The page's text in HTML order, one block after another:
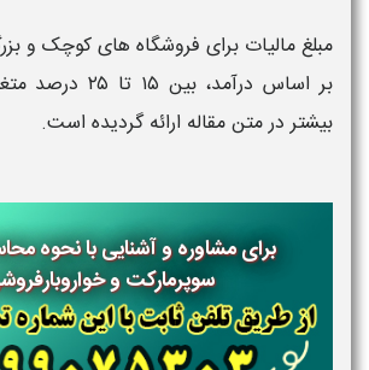
مبلغ مالیات برای فروشگاه های کوچک و
بر اساس درآمد،
بیشتر در متن مقاله ارائه گردیده است.
برای مشاوره و آشنایی با نحوه
سوپرمارکت و